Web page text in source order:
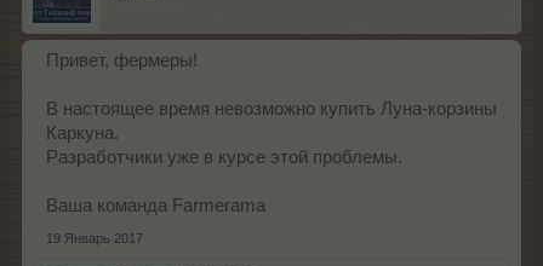
Привет, фермеры!
В настоящее время невозможно купить Луна-корзины
Каркуна.
Разработчики уже в курсе этой проблемы.
Ваша команда Farmerama
19 Январь 2017